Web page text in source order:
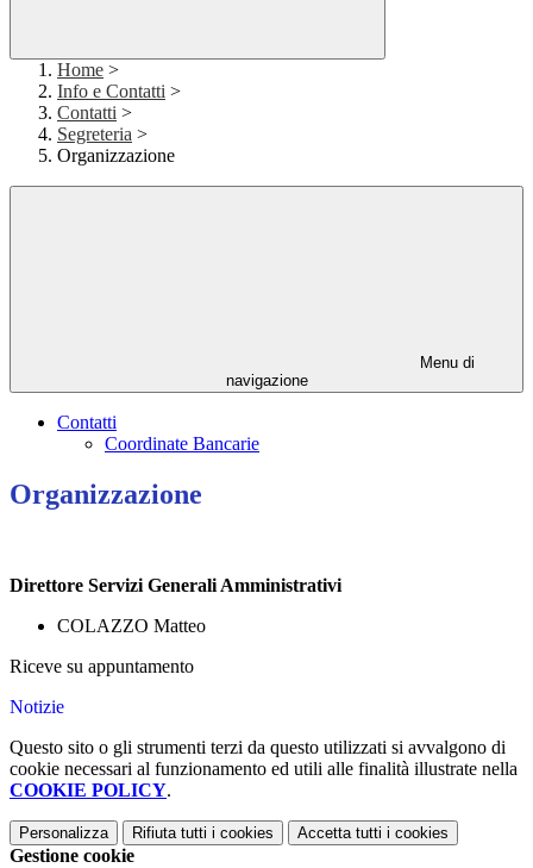
Home >
Info e Contatti >
Contatti >
Segreteria >
Organizzazione
Menu di
navigazione
Contatti
Coordinate Bancarie
Organizzazione
Direttore Servizi Generali Amministrativi
COLAZZO Matteo
Riceve su appuntamento
Notizie
Questo sito o gli strumenti terzi da questo utilizzati si avvalgono di
cookie necessari al funzionamento ed utili alle finalità illustrate nella
COOKIE POLICY.
Personalizza Rifiuta tutti i cookies Accetta tutti i cookies
Gestione cookie